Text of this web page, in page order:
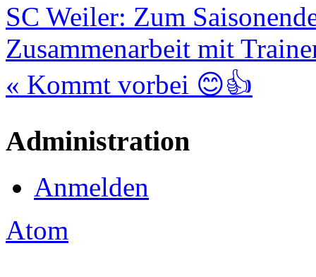
SC Weiler: Zum
Zusammenarbeit mit
« Kommt vorbei 😊👍
Administration
Anmelden
Atom